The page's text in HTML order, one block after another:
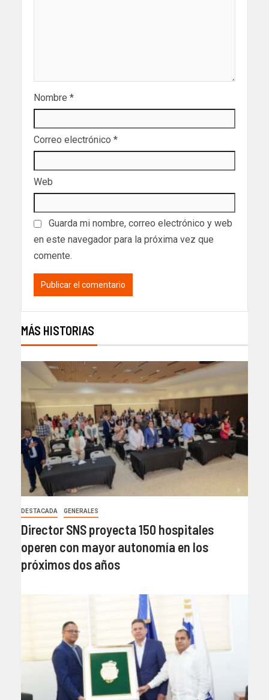
Nombre *
Correo electrónico *
Web
Guarda mi nombre, correo electrónico y web
en este navegador para la próxima vez que
comente.
MÁS HISTORIAS
DESTACADA GENERALES
Director SNS proyecta 150 hospitales
operen con mayor autonomía en los
próximos dos años